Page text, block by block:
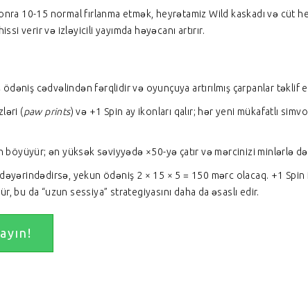
10-15 normal fırlanma etmək, heyrətamiz Wild kaskadı və cüt
verir və izləyicili yayımda həyəcanı artırır.
cədvəlindən fərqlidir və oyunçuya artırılmış çarpanlar təklif
(paw prints) və +1 Spin ay ikonları qalır; hər yeni mükafatlı
ən yüksək səviyyədə ×50-yə çatır və mərcinizi minlərlə
yekun ödəniş 2 × 15 × 5 = 150 mərc olacaq. +1 Spin
bu da “uzun sessiya” strategiyasını daha da əsaslı edir.